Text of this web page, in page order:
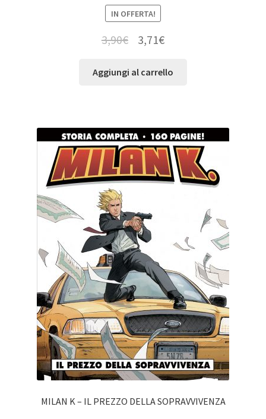
IN OFFERTA!
3,90€ 3,71€
Aggiungi al carrello
MILAN K – IL PREZZO DELLA SOPRAVVIVENZA